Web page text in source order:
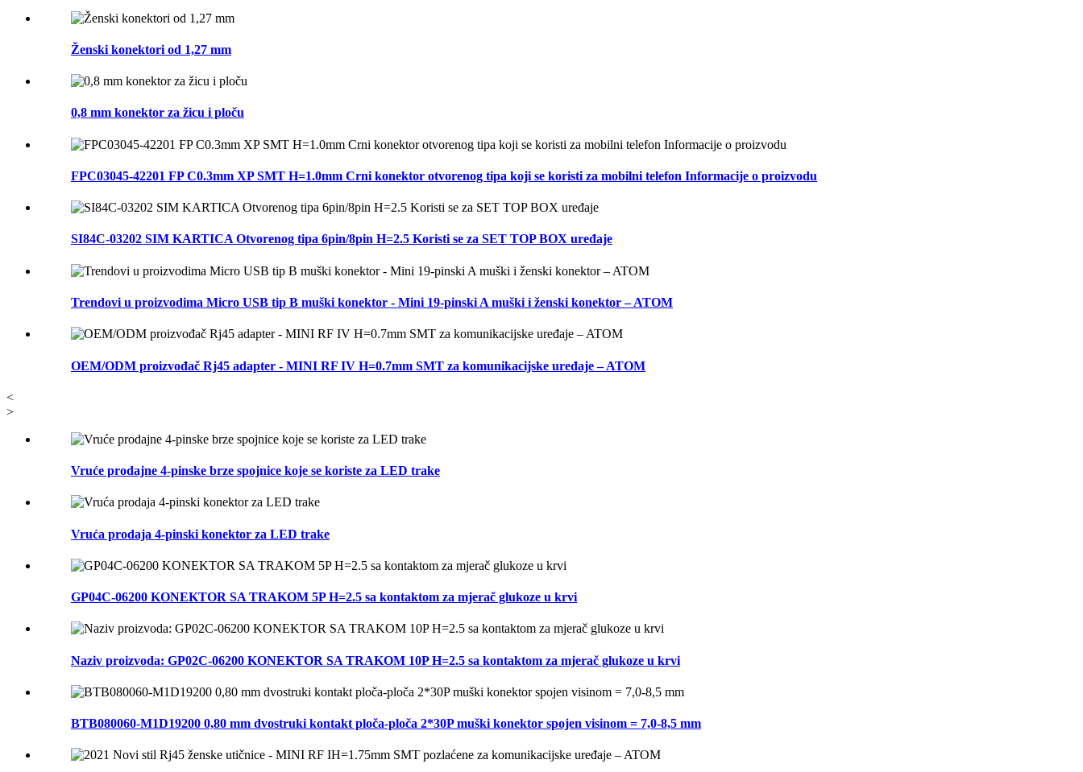
Ženski konektori od 1,27 mm
0,8 mm konektor za žicu i ploču
FPC03045-42201 FP C0.3mm XP SMT H=1.0mm Crni konektor otvorenog tipa koji se koristi za mobilni telefon Informacije o proizvodu
SI84C-03202 SIM KARTICA Otvorenog tipa 6pin/8pin H=2.5 Koristi se za SET TOP BOX uređaje
Trendovi u proizvodima Micro USB tip B muški konektor - Mini 19-pinski A muški i ženski konektor – ATOM
OEM/ODM proizvođač Rj45 adapter - MINI RF IV H=0.7mm SMT za komunikacijske uređaje – ATOM
<
>
Vruće prodajne 4-pinske brze spojnice koje se koriste za LED trake
Vruća prodaja 4-pinski konektor za LED trake
GP04C-06200 KONEKTOR SA TRAKOM 5P H=2.5 sa kontaktom za mjerač glukoze u krvi
Naziv proizvoda: GP02C-06200 KONEKTOR SA TRAKOM 10P H=2.5 sa kontaktom za mjerač glukoze u krvi
BTB080060-M1D19200 0,80 mm dvostruki kontakt ploča-ploča 2*30P muški konektor spojen visinom = 7,0-8,5 mm